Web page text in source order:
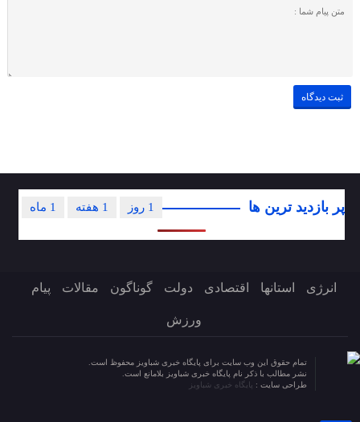
پر بازدید ترین ها 1 ماه 1 هفته 1 روز
انرژی استانها اقتصادی دولت گوناگون مقالات پیام
ورزش
تمام حقوق این وب سایت برای پایگاه خبری شباویز محفوظ است.
نشر مطالب با ذکر نام پایگاه خبری شباویز بلامانع است.
طراحی سایت : پایگاه خبری شباویز